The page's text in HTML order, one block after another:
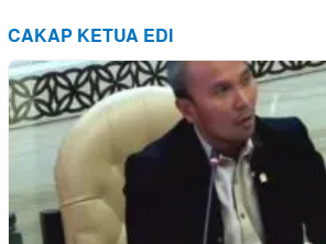
CAKAP KETUA EDI